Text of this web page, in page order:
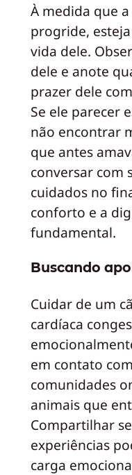
À medida que
progride,
vida dele.
dele e anote
prazer dele
Se ele parecer
não encontrar
que antes
conversar com
cuidados no
conforto e a
fundamental.
Buscando
Cuidar de um
cardíaca
em contato
comunidades
animais que
Compartilhar
experiências
carga